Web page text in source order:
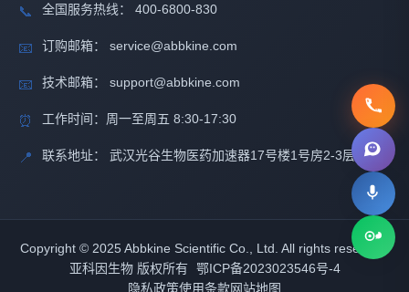
📞 全国服务热线： 400-6800-830
📧 订购邮箱： service@abbkine.com
📧 技术邮箱： support@abbkine.com
⏰ 工作时间：周一至周五 8:30-17:30
📍 联系地址： 武汉光谷生物医药加速器17号楼1号房2-3层
Copyright © 2025 Abbkine Scientific Co., Ltd. All rights reserved.
亚科因生物 版权所有 鄂ICP备2023023546号-4
隐私政策使用条款网站地图